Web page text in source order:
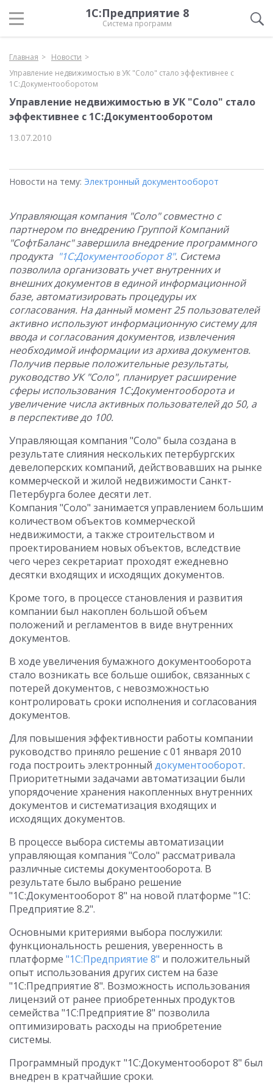
1С:Предприятие 8
Система программ
Главная
Новости
Управление недвижимостью в УК "Соло" стало эффективнее с
1С:Документооборотом
Управление недвижимостью в УК "Соло" стало
эффективнее с 1С:Документооборотом
13.07.2010
Новости на тему: Электронный документооборот
Управляющая компания "Соло" совместно с
партнером по внедрению Группой Компаний
"СофтБаланс" завершила внедрение программного
продукта "1С:Документооборот 8". Система
позволила организовать учет внутренних и
внешних документов в единой информационной
базе, автоматизировать процедуры их
согласования. На данный момент 25 пользователей
активно используют информационную систему для
ввода и согласования документов, извлечения
необходимой информации из архива документов.
Получив первые положительные результаты,
руководство УК "Соло", планирует расширение
сферы использования 1С:Документооборота и
увеличение числа активных пользователей до 50, а
в перспективе до 100.
Управляющая компания "Соло" была создана в
результате слияния нескольких петербургских
девелоперских компаний, действовавших на рынке
коммерческой и жилой недвижимости Санкт-
Петербурга более десяти лет.
Компания "Соло" занимается управлением большим
количеством объектов коммерческой
недвижимости, а также строительством и
проектированием новых объектов, вследствие
чего через секретариат проходят ежедневно
десятки входящих и исходящих документов.
Кроме того, в процессе становления и развития
компании был накоплен большой объем
положений и регламентов в виде внутренних
документов.
В ходе увеличения бумажного документооборота
стало возникать все больше ошибок, связанных с
потерей документов, с невозможностью
контролировать сроки исполнения и согласования
документов.
Для повышения эффективности работы компании
руководство приняло решение с 01 января 2010
года построить электронный документооборот.
Приоритетными задачами автоматизации были
упорядочение хранения накопленных внутренних
документов и систематизация входящих и
исходящих документов.
В процессе выбора системы автоматизации
управляющая компания "Соло" рассматривала
различные системы документооборота. В
результате было выбрано решение
"1С:Документооборот 8" на новой платформе "1С:
Предприятие 8.2".
Основными критериями выбора послужили:
функциональность решения, уверенность в
платформе "1С:Предприятие 8" и положительный
опыт использования других систем на базе
"1С:Предприятие 8". Возможность использования
лицензий от ранее приобретенных продуктов
семейства "1С:Предприятие 8" позволила
оптимизировать расходы на приобретение
системы.
Программный продукт "1С:Документооборот 8" был
внедрен в кратчайшие сроки.